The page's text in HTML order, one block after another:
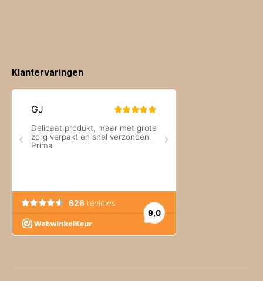
Klantervaringen